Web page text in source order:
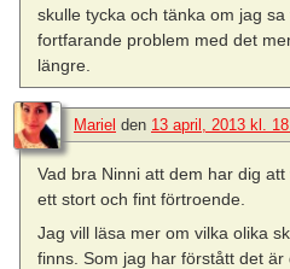
skulle tycka och tänka om jag
fortfarande problem med det
längre.
Mariel den 13 april, 2013 kl.
Vad bra Ninni att dem har dig
ett stort och fint förtroende.
Jag vill läsa mer om vilka olika
finns. Som jag har förstått det